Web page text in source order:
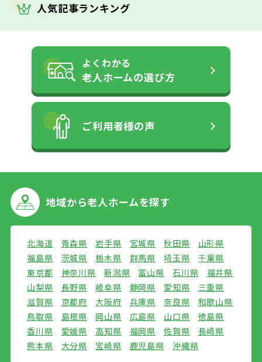
人気記事ランキング
よくわかる
老人ホームの選び方
ご利用者様の声
地域から老人ホームを探す
北海道 青森県 岩手県 宮城県 秋田県
山形県
福島県
茨城県 栃木県 群馬県 埼玉県
千葉県
東京都
神奈川県 新潟県 富山県 石川県
福井県
山梨県
長野県 岐阜県 静岡県 愛知県
三重県
滋賀県
京都府 大阪府 兵庫県 奈良県
和歌山県
鳥取県
島根県 岡山県 広島県 山口県
徳島県
香川県
愛媛県 高知県 福岡県 佐賀県
長崎県
熊本県
大分県 宮崎県 鹿児島県 沖縄県